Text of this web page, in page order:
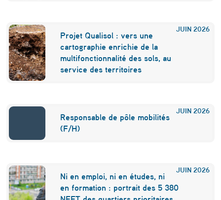
o
s
y
s
è
e
JUIN 2026
Projet Qualisol : vers une
cartographie enrichie de la
multifonctionnalité des sols, au
service des territoires
JUIN 2026
Responsable de pôle mobilités
(F/H)
JUIN 2026
Ni en emploi, ni en études, ni
en formation : portrait des 5 380